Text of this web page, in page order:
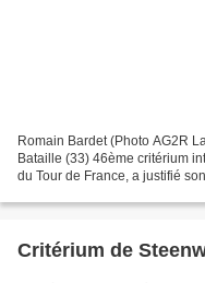
Romain Bardet (Photo AG2R La Mondiale) Mardi 6 août 2019 Castillon-la-
Bataille (33) 46ème critérium
du Tour de France, a justifié
Critérium de